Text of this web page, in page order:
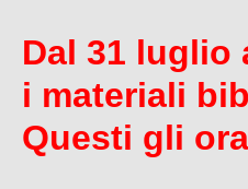
Dal 31 luglio
i materiali
Questi gli